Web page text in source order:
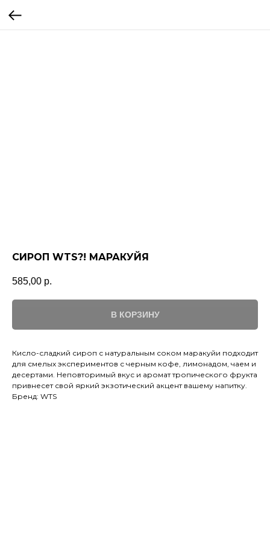
СИРОП WTS?! МАРАКУЙЯ
585,00 р.
В КОРЗИНУ
Кисло-сладкий сироп с натуральным соком маракуйи подходит
для смелых экспериментов с черным кофе, лимонадом, чаем и
десертами. Неповторимый вкус и аромат тропического фрукта
привнесет свой яркий экзотический акцент вашему напитку.
Бренд: WTS